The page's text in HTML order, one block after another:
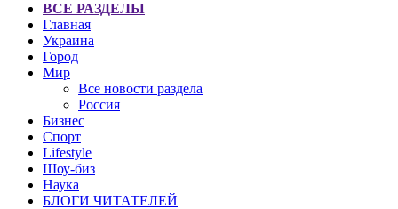
ВСЕ РАЗДЕЛЫ
Главная
Украина
Город
Мир
Все новости раздела
Россия
Бизнес
Спорт
Lifestyle
Шоу-биз
Наука
БЛОГИ ЧИТАТЕЛЕЙ